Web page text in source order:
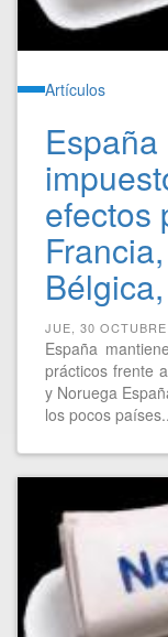
Artículos
efectos
JUE, 30 OCTUBRE
España
prácticos frente
y Noruega
los pocos